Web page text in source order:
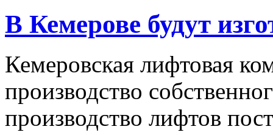
В Кемерове будут
Кемеровская лифтовая
производство
производство лифтов